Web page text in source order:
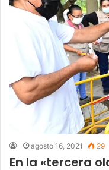
agosto 16, 2021 29
En la «tercera